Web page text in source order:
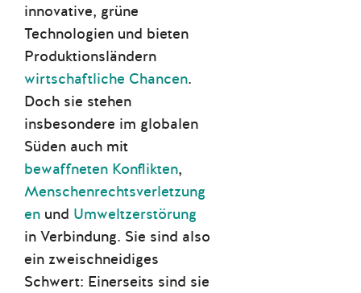
innovative, grüne
Technologien und bieten
Produktionsländern
wirtschaftliche Chancen.
Doch sie stehen
insbesondere im globalen
Süden auch mit
bewaffneten Konflikten,
Menschenrechtsverletzung
en und Umweltzerstörung
in Verbindung. Sie sind also
ein zweischneidiges
Schwert: Einerseits sind sie